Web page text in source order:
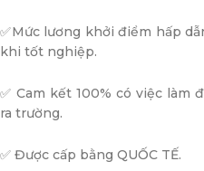
✅Mức lương khởi điểm hấp
khi tốt nghiệp.
✅ Cam kết 100% có việc làm
ra trường.
✅ Được cấp bằng QUỐC TẾ.